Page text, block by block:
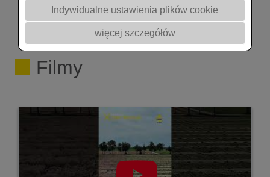
Indywidualne ustawienia plików cookie
więcej szczegółów
Filmy